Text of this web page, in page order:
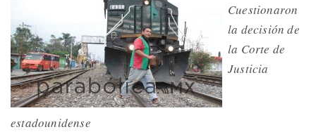
Cuestionaron
la decisión de
la Corte de
Justicia
estadounidense